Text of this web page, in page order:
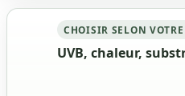
CHOISIR SELON
UVB, chaleur,